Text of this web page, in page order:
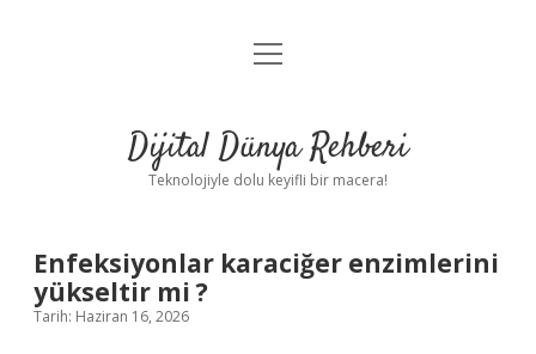
Anasayfa
Yasal Uyarı
menüyü
Dijital Dünya Rehberi
Teknolojiyle dolu keyifli bir macera!
Enfeksiyonlar karaciğer enzimlerini
yükseltir mi ?
Tarih: Haziran 16, 2026